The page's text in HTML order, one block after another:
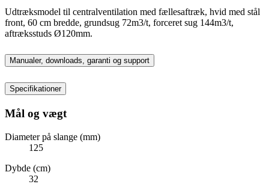
Udtræksmodel til centralventilation med fællesaftræk, hvid med stål
front, 60 cm bredde, grundsug 72m3/t, forceret sug 144m3/t,
aftræksstuds Ø120mm.
Manualer, downloads, garanti og support
Specifikationer
Mål og vægt
Diameter på slange (mm)
125
Dybde (cm)
32